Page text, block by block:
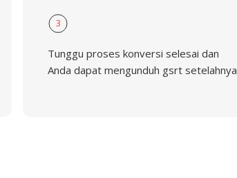
3
Tunggu proses konversi selesai dan
Anda dapat mengunduh gsrt setelahnya